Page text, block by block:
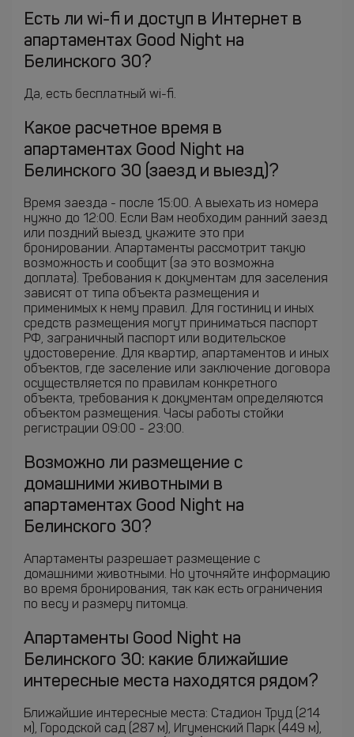
Есть ли wi-fi и доступ в Интернет в
апартаментах Good Night на
Белинского 30?
Да, есть бесплатный wi-fi.
Какое расчетное время в
апартаментах Good Night на
Белинского 30 (заезд и выезд)?
Время заезда - после 15:00. А выехать из номера
нужно до 12:00. Если Вам необходим ранний заезд
или поздний выезд, укажите это при
бронировании. Апартаменты рассмотрит такую
возможность и сообщит (за это возможна
доплата). Требования к документам для заселения
зависят от типа объекта размещения и
применимых к нему правил. Для гостиниц и иных
средств размещения могут приниматься паспорт
РФ, заграничный паспорт или водительское
удостоверение. Для квартир, апартаментов и иных
объектов, где заселение или заключение договора
осуществляется по правилам конкретного
объекта, требования к документам определяются
объектом размещения. Часы работы стойки
регистрации 09:00 - 23:00.
Возможно ли размещение с
домашними животными в
апартаментах Good Night на
Белинского 30?
Апартаменты разрешает размещение с
домашними животными. Но уточняйте информацию
во время бронирования, так как есть ограничения
по весу и размеру питомца.
Апартаменты Good Night на
Белинского 30: какие ближайшие
интересные места находятся рядом?
Ближайшие интересные места: Стадион Труд (214
м), Городской сад (287 м), Игуменский Парк (449 м),